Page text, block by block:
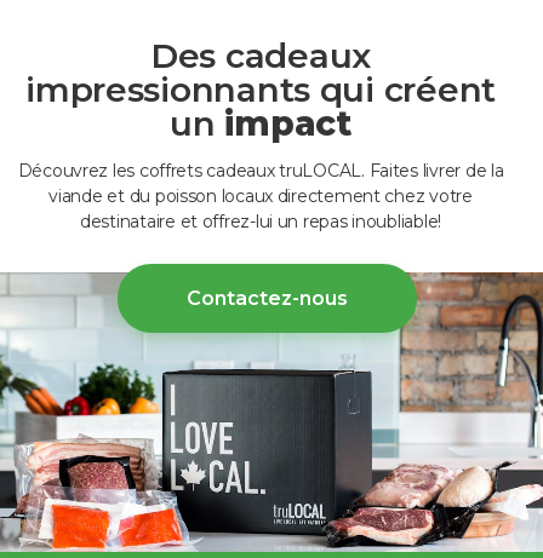
Des cadeaux
impressionnants qui créent
un impact
Découvrez les coffrets cadeaux truLOCAL. Faites livrer de la
viande et du poisson locaux directement chez votre
destinataire et offrez-lui un repas inoubliable!
Contactez-nous